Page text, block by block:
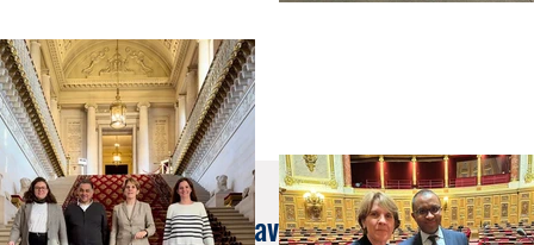
Palma - Rencontre avec les Français
15 oct. 2019